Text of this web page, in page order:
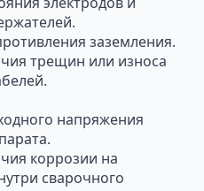
заземления.
трещин или износа
напряжения
коррозии на
сварочного